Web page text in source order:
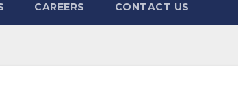
CAREERS CONTACT US